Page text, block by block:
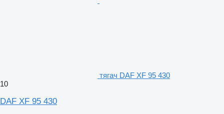
тягач DAF XF 95 430
10
DAF XF 95 430